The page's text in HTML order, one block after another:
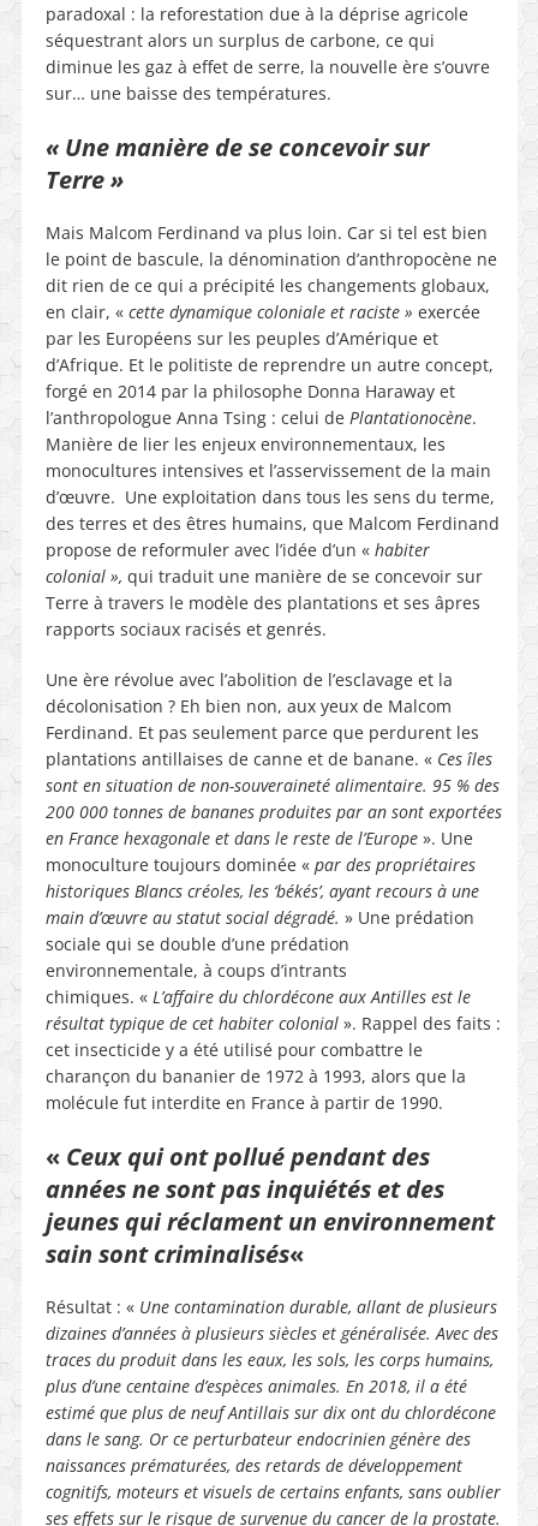
paradoxal : la reforestation due à la déprise agricole
séquestrant alors un surplus de carbone, ce qui
diminue les gaz à effet de serre, la nouvelle ère s’ouvre
sur… une baisse des températures.
« Une manière de se concevoir sur
Terre »
Mais Malcom Ferdinand va plus loin. Car si tel est bien
le point de bascule, la dénomination d’anthropocène ne
dit rien de ce qui a précipité les changements globaux,
en clair, « cette dynamique coloniale et raciste » exercée
par les Européens sur les peuples d’Amérique et
d’Afrique. Et le politiste de reprendre un autre concept,
forgé en 2014 par la philosophe Donna Haraway et
l’anthropologue Anna Tsing : celui de Plantationocène.
Manière de lier les enjeux environnementaux, les
monocultures intensives et l’asservissement de la main
d’œuvre. Une exploitation dans tous les sens du terme,
des terres et des êtres humains, que Malcom Ferdinand
propose de reformuler avec l’idée d’un « habiter
colonial », qui traduit une manière de se concevoir sur
Terre à travers le modèle des plantations et ses âpres
rapports sociaux racisés et genrés.
Une ère révolue avec l’abolition de l’esclavage et la
décolonisation ? Eh bien non, aux yeux de Malcom
Ferdinand. Et pas seulement parce que perdurent les
plantations antillaises de canne et de banane. « Ces îles
sont en situation de non-souveraineté alimentaire. 95 % des
200 000 tonnes de bananes produites par an sont exportées
en France hexagonale et dans le reste de l’Europe ». Une
monoculture toujours dominée « par des propriétaires
historiques Blancs créoles, les ‘békés’, ayant recours à une
main d’œuvre au statut social dégradé. » Une prédation
sociale qui se double d’une prédation
environnementale, à coups d’intrants
chimiques. « L’affaire du chlordécone aux Antilles est le
résultat typique de cet habiter colonial». Rappel des faits :
cet insecticide y a été utilisé pour combattre le
charançon du bananier de 1972 à 1993, alors que la
molécule fut interdite en France à partir de 1990.
« Ceux qui ont pollué pendant des
années ne sont pas inquiétés et des
jeunes qui réclament un environnement
sain sont criminalisés«
Résultat : « Une contamination durable, allant de plusieurs
dizaines d’années à plusieurs siècles et généralisée. Avec des
traces du produit dans les eaux, les sols, les corps humains,
plus d’une centaine d’espèces animales. En 2018, il a été
estimé que plus de neuf Antillais sur dix ont du chlordécone
dans le sang. Or ce perturbateur endocrinien génère des
naissances prématurées, des retards de développement
cognitifs, moteurs et visuels de certains enfants, sans oublier
ses effets sur le risque de survenue du cancer de la prostate.